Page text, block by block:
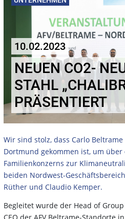
10.02.2023
NEUEN CO2-
STAHL
PRÄSENTIERT
Wir sind stolz, dass Carlo
Dortmund gekommen ist, um über
Familienkonzerns zur
beiden Nordwest-
Rüther und Claudio Kemper.
Begleitet wurde der Head of